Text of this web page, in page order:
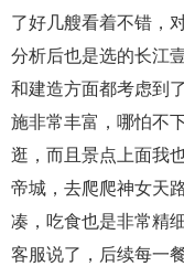
了好几艘看着不错，
分析后也是选的长江
和建造方面都考虑到
施非常丰富，哪怕不
逛，而且景点上面我
帝城，去爬爬神女天
凑，吃食也是非常精
客服说了，后续每一